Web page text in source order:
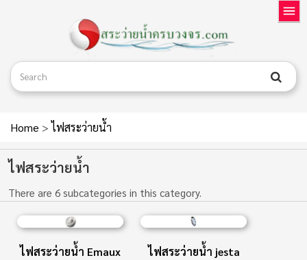
Home > ไฟสระว่ายน้ำ
ไฟสระว่ายน้ำ
There are 6 subcategories in this category.
ไฟสระว่ายน้ำ Emaux ไฟสระว่ายน้ำ jesta